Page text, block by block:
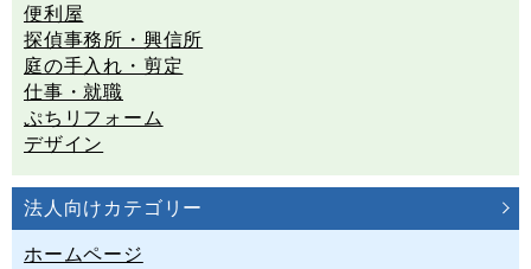
便利屋
探偵事務所・興信所
庭の手入れ・剪定
仕事・就職
ぷちリフォーム
デザイン
法人向けカテゴリー
ホームページ